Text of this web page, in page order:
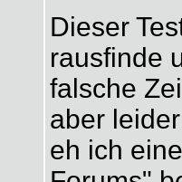
Dieser
rausfinde
falsche
aber
eh ich